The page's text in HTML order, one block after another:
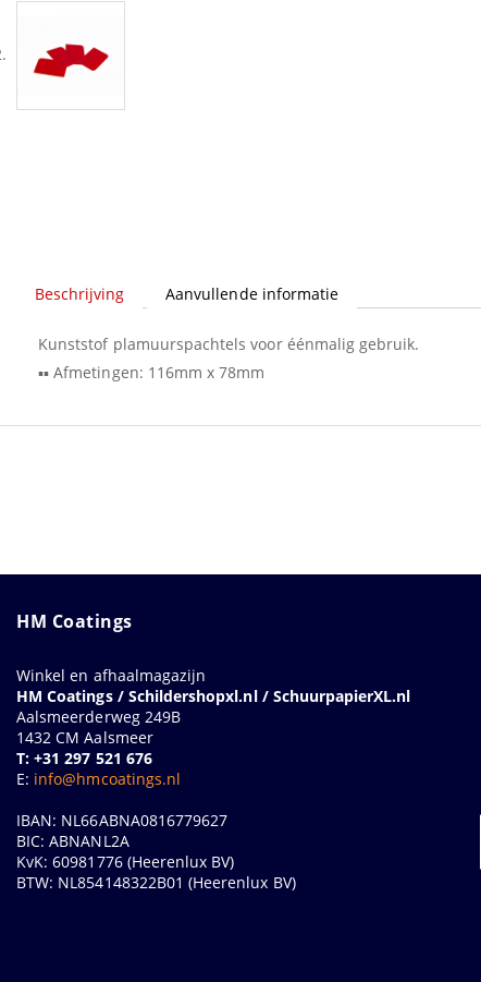
Beschrijving Aanvullende informatie
Kunststof plamuurspachtels voor éénmalig gebruik.
▪▪ Afmetingen: 116mm x 78mm
HM Coatings
Winkel en afhaalmagazijn
HM Coatings / Schildershopxl.nl / SchuurpapierXL.nl
Aalsmeerderweg 249B
1432 CM Aalsmeer
T: +31 297 521 676
E: info@hmcoatings.nl
IBAN: NL66ABNA0816779627
BIC: ABNANL2A
KvK: 60981776 (Heerenlux BV)
BTW: NL854148322B01 (Heerenlux BV)